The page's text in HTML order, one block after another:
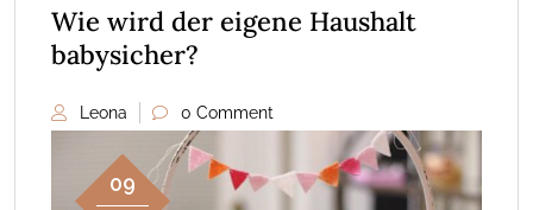
Wie wird der eigene Haushalt
babysicher?
Leona 0 Comment
09